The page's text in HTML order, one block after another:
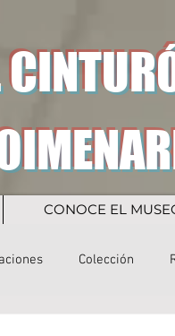
CONOCE EL
Colección